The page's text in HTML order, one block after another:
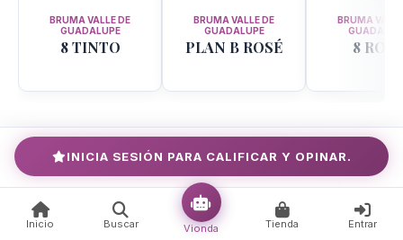
BRUMA VALLE DE
GUADALUPE
8 TINTO
BRUMA VALLE DE
GUADALUPE
PLAN B ROSÉ
BRUMA
8 ROSÉ
VER TODOS LOS VINOS (13)
Fotos2 fotos
INICIA SESIÓN PARA CALIFICAR Y OPINAR.
Inicio Buscar Vionda Tienda Entrar